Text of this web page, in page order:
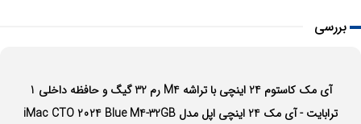
بررسی
آی مک کاستوم 24 اینچی با تراشه M4 رم 32 گیگ و حافظه داخلی 1
ترابایت - آی مک 24 اینچی اپل مدل iMac CTO 2024 Blue M4-32GB